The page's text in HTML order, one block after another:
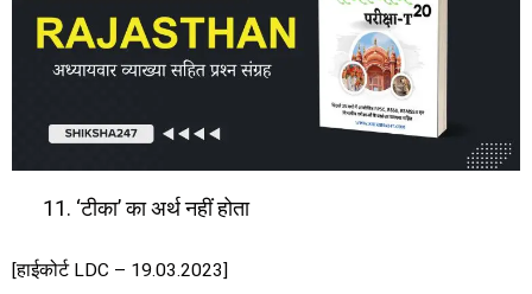
‘टीका’ का अर्थ नहीं होता
[हाईकोर्ट LDC – 19.03.2023]